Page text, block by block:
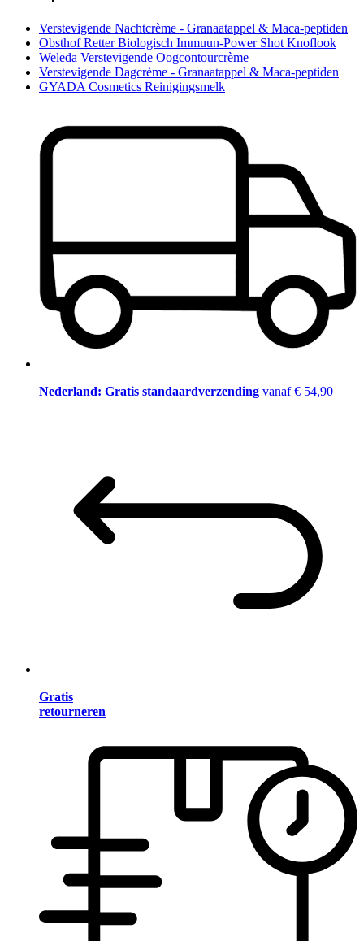
Verstevigende Nachtcrème - Granaatappel & Maca-peptiden
Obsthof Retter Biologisch Immuun-Power Shot Knoflook
Weleda Verstevigende Oogcontourcrème
Verstevigende Dagcrème - Granaatappel & Maca-peptiden
GYADA Cosmetics Reinigingsmelk
Nederland: Gratis standaardverzending vanaf € 54,90
Gratis
retourneren